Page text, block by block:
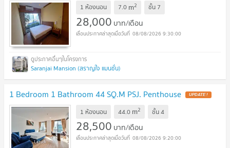
1 ห้องนอน 7.0 m2 ชั้น 7
28,000 บาท/เดือน
08/08/2026 9:30:00
Saranjai Mansion (สราญใจ แมนชั่น)
1 Bedroom 1 Bathroom 44 SQ.M PSJ. Penthouse
1 ห้องนอน 44.0 m2 ชั้น4
28,500 บาท/เดือน
08/08/2026 9:20:00